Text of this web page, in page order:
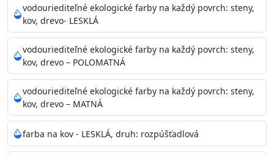
nemocnice, pôrodnice, operačné
sály, potravinárske priestory, detské izby, školy,
škôlky, telocvične, a samozrejme je
vhodná aj do bežných priestorov. Je plne umývateľná
(trieda 2 podľa EN 13300) pri
zachovaní priedušnosti vodných pár z natretých
povrchov. Má vynikajúcu kryciu schopnosť,
vysokú výdatnosť a výborný rozliv. Je možné ju tónovať v
bohatej škále odtieňov.
vodouriediteľné ekologické farby na každý povrch: steny,
kov, drevo- LESKLÁ
vodouriediteľné ekologické farby na každý povrch: steny,
kov, drevo – POLOMATNÁ
vodouriediteľné ekologické farby na každý povrch: steny,
kov, drevo – MATNÁ
farba na kov - LESKLÁ, druh: rozpúšťadlová